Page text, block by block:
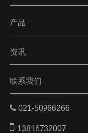
产品
资讯
联系我们
 021-50966266
 13816732007